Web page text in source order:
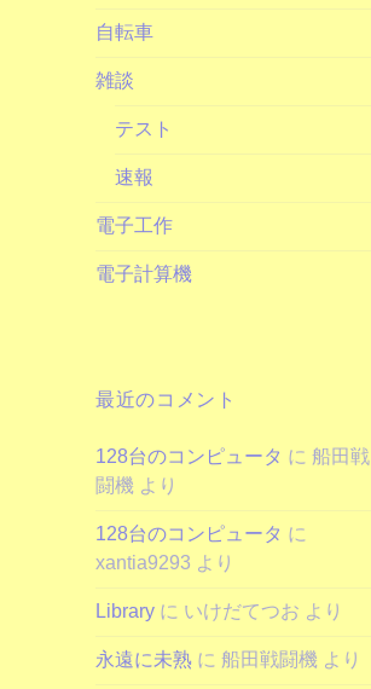
自転車
雑談
テスト
速報
電子工作
電子計算機
最近のコメント
128台のコンピュータ に船田戦
闘機 より
128台のコンピュータ に
xantia9293 より
Library に いけだてつお より
永遠に未熟 に船田戦闘機 より